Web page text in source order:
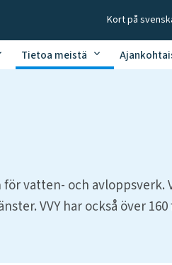
Kort på
Tietoa meistä
vatten- och avloppsverk.
VVY har också över